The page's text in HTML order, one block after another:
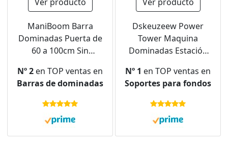
ManiBoom Barra
Dominadas Puerta de
60 a 100cm Sin
Pull Up Bar para
Colgarse Ajuste
FUERTE y Agarre
Abdominales
PLEGABLE Calistenia y
Nº 2 en TOP ventas en
Barras de dominadas
Dskeuzeew Power
Tower Maquina
Dominadas Estación
Barra de Dominadas
Multifuncional Dip
Station para Gimnasio
Nº 1 en TOP ventas en
Soportes para fondos